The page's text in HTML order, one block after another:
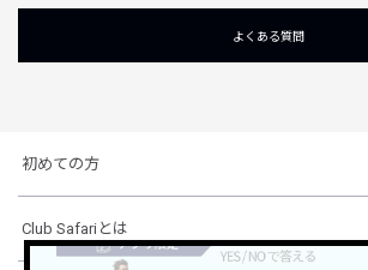
よくある質問
初めての方
Club Safariとは